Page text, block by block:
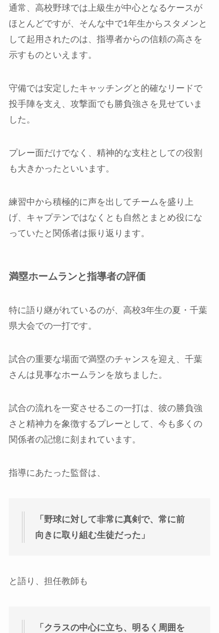
通常、高校野球では上級生が中心となるケースが
ほとんどですが、そんな中で1年生からスタメンと
して起用されたのは、指導者からの信頼の高さを
示すものといえます。
守備では安定したキャッチングと的確なリードで
投手陣を支え、攻撃面でも勝負強さを見せていま
した。
プレー面だけでなく、精神的な支柱としての役割
も大きかったといいます。
練習中から積極的に声を出してチームを盛り上
げ、キャプテンではなくとも自然とまとめ役にな
っていたと関係者は振り返ります。
満塁ホームランと指導者の評価
特に語り継がれているのが、高校3年生の夏・千葉
県大会での一打です。
試合の重要な場面で満塁のチャンスを迎え、千葉
さんは見事なホームランを放ちました。
試合の流れを一変させるこの一打は、彼の勝負強
さと精神力を象徴するプレーとして、今も多くの
関係者の記憶に刻まれています。
指導にあたった監督は、
「野球に対して非常に真剣で、常に前
向きに取り組む生徒だった」
と語り、担任教師も
「クラスの中心に立ち、明るく周囲を